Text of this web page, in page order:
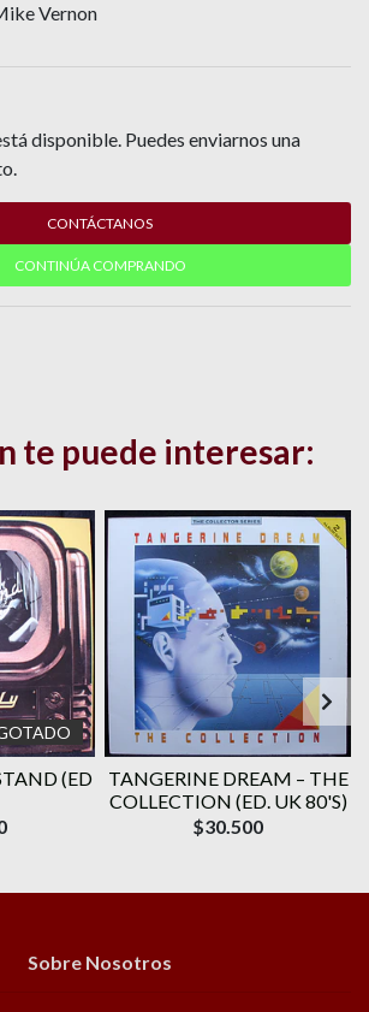
Vernon
disponible. Puedes enviarnos una
CONTÁCTANOS
CONTINÚA COMPRANDO
te puede interesar:
(ED
TANGERINE DREAM – THE
COLLECTION (ED. UK 80'S)
$30.500
Sobre Nosotros